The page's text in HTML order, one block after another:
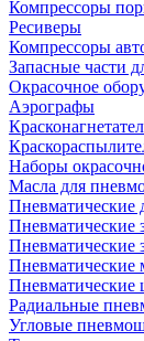
Компрессоры
Ресиверы
Компрессоры
Запасные части
Окрасочное
Аэрографы
Наборы
Масла для
Пневматические
Пневматические
Пневматические
Пневматические
Радиальные
Угловые